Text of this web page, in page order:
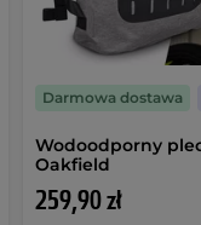
Wodoodporny
Oakfield
259,90 zł
Darmowa dostawa